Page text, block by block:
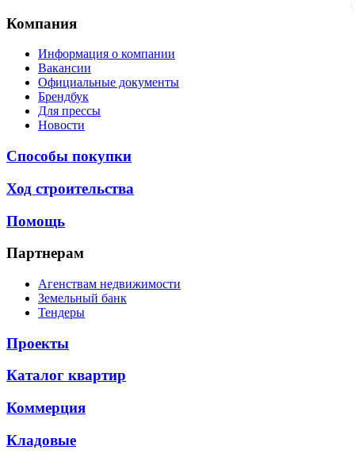
Компания
Информация о компании
Вакансии
Официальные документы
Брендбук
Для прессы
Новости
Способы покупки
Ход строительства
Помощь
Партнерам
Агенствам недвижимости
Земельный банк
Тендеры
Проекты
Каталог квартир
Коммерция
Кладовые